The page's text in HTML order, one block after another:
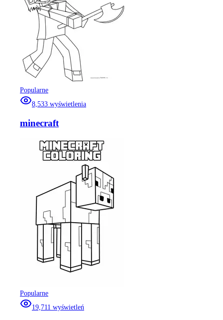
Popularne
8,533 wyświetlenia
minecraft
Popularne
19,711 wyświetleń